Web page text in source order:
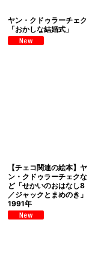
ヤン・クドゥラーチェク
「おかしな結婚式」
【チェコ関連の絵本】ヤ
ン・クドゥラーチェクな
ど「せかいのおはなし8
／ジャックとまめのき」
1991年